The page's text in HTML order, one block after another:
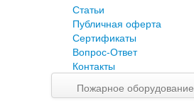
Статьи
Публичная оферта
Сертификаты
Вопрос-Ответ
Контакты
Пожарное оборудование